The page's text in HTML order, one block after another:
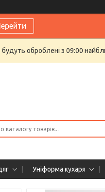
оброблені з 09:00
Уніформа кухаря